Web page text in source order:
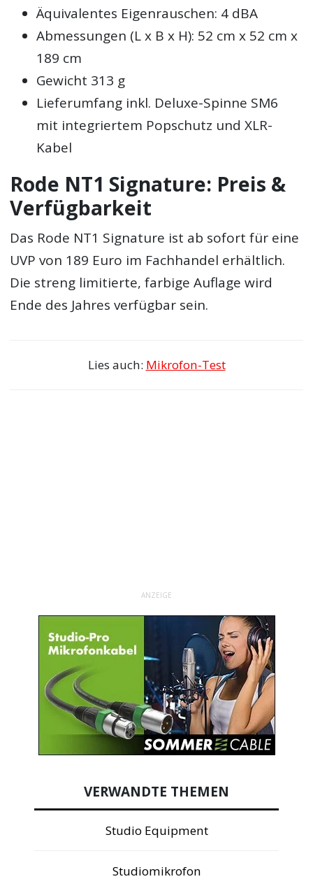
Äquivalentes Eigenrauschen: 4 dBA
Abmessungen (L x B x H): 52 cm x 52 cm x
189 cm
Gewicht 313 g
Lieferumfang inkl. Deluxe-Spinne SM6
mit integriertem Popschutz und XLR-
Kabel
Rode NT1 Signature: Preis &
Verfügbarkeit
Das Rode NT1 Signature ist ab sofort für eine
UVP von 189 Euro im Fachhandel erhältlich.
Die streng limitierte, farbige Auflage wird
Ende des Jahres verfügbar sein.
Lies auch: Mikrofon-Test
ANZEIGE
VERWANDTE THEMEN
Studio Equipment
Studiomikrofon